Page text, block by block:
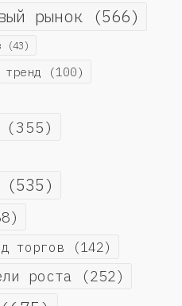
рынок (566)
(43)
тренд (100)
(355)
(535)
торгов (142)
роста (252)